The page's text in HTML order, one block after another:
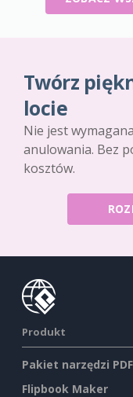
Twórz
locie
Nie jest
anulowania. Bez
kosztów.
Produkt
Pakiet narzędzi PDF
Flipbook Maker